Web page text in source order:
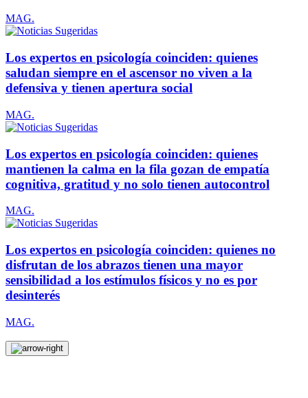
MAG.
Los expertos en psicología coinciden: quienes
saludan siempre en el ascensor no viven a la
defensiva y tienen apertura social
MAG.
Los expertos en psicología coinciden: quienes
mantienen la calma en la fila gozan de empatía
cognitiva, gratitud y no solo tienen autocontrol
MAG.
Los expertos en psicología coinciden: quienes no
disfrutan de los abrazos tienen una mayor
sensibilidad a los estímulos físicos y no es por
desinterés
MAG.